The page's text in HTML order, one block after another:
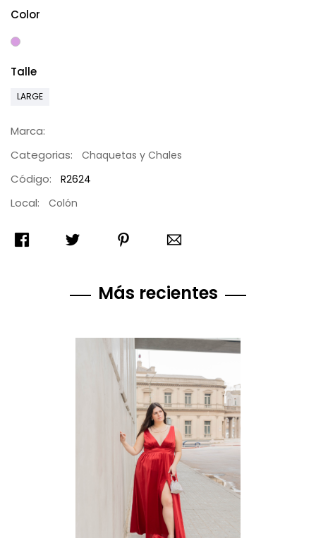
Color
Talle
LARGE
Marca:
Categorias:
Chaquetas y Chales
Código: R2624
Local: Colón
Más recientes